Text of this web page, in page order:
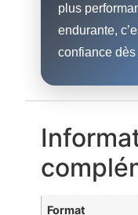
plus
endurante,
confiance
Format